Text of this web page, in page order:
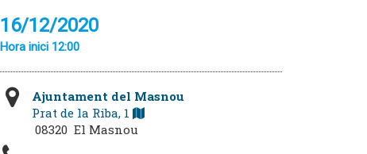
16/12/2020
Hora inici 12:00
Ajuntament del Masnou
Prat de la Riba, 1
08320 El Masnou